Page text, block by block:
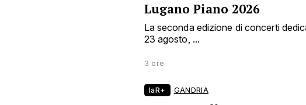
Lugano Piano 2026
La seconda edizione di concerti
23 agosto, ...
3 ore
laR+ GANDRIA